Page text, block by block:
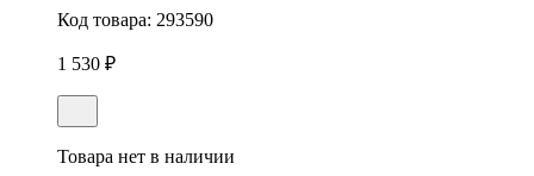
Код товара: 293590
1 530 ₽
Товара нет в наличии